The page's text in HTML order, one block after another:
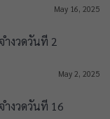
May 16, 2025
ำงวดวันที่ 2
May 2, 2025
ำงวดวันที่ 16